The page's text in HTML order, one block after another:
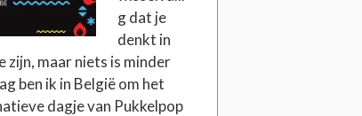
g dat je
denkt in
zijn, maar niets is minder
ben ik in België om het
dagje van Pukkelpop